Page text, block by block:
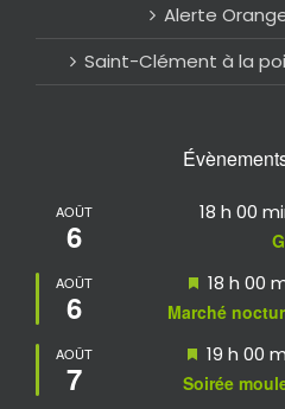
Alerte
Saint-Clément à la
AOÛT
6
18 h 00
AOÛT
6
Mis
en
avant
18 h 00
Marché
AOÛT
7
Mis
en
avant
19 h 00
Soirée